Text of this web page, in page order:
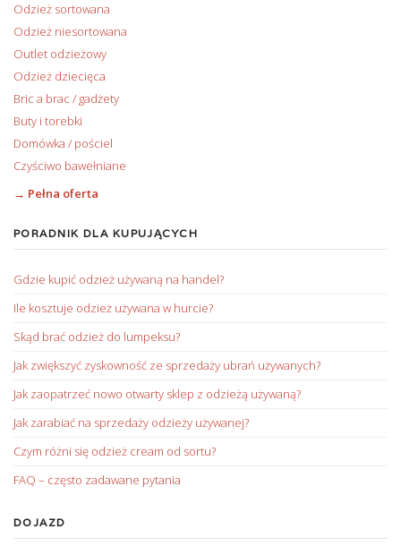
Odzież sortowana
Odzież niesortowana
Outlet odzieżowy
Odzież dziecięca
Bric a brac / gadżety
Buty i torebki
Domówka / pościel
Czyściwo bawełniane
→ Pełna oferta
PORADNIK DLA KUPUJĄCYCH
Gdzie kupić odzież używaną na handel?
Ile kosztuje odzież używana w hurcie?
Skąd brać odzież do lumpeksu?
Jak zwiększyć zyskowność ze sprzedaży ubrań używanych?
Jak zaopatrzeć nowo otwarty sklep z odzieżą używaną?
Jak zarabiać na sprzedaży odzieży używanej?
Czym różni się odzież cream od sortu?
FAQ – często zadawane pytania
DOJAZD